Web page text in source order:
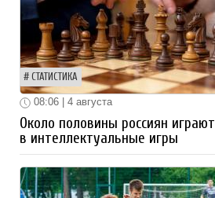
СТАТИСТИКА
08:06 | 4 августа
Около половины россиян играют
в интеллектуальные игры